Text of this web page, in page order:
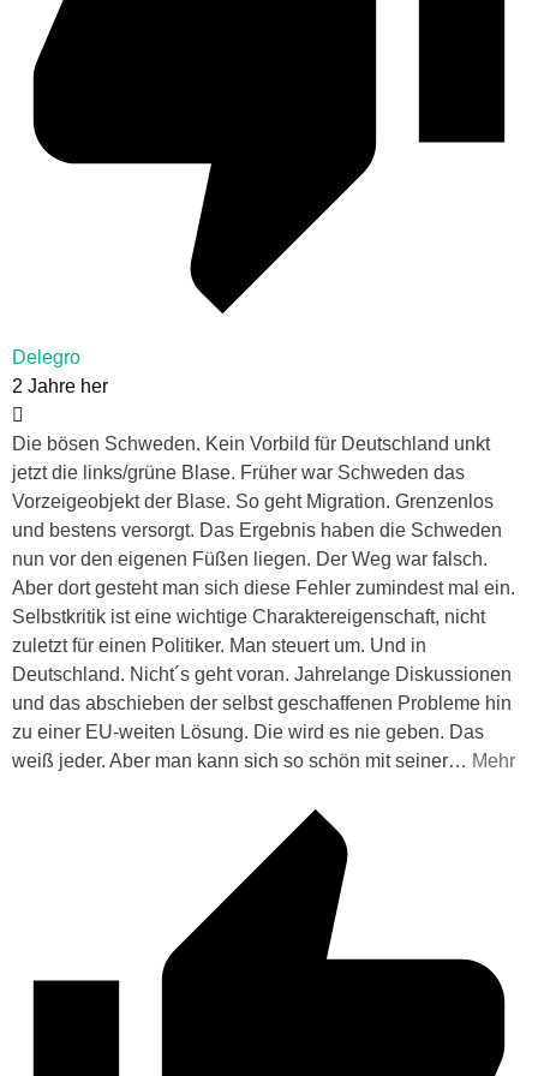
Delegro
2 Jahre her
Die bösen Schweden. Kein Vorbild für Deutschland unkt
jetzt die links/grüne Blase. Früher war Schweden das
Vorzeigeobjekt der Blase. So geht Migration. Grenzenlos
und bestens versorgt. Das Ergebnis haben die Schweden
nun vor den eigenen Füßen liegen. Der Weg war falsch.
Aber dort gesteht man sich diese Fehler zumindest mal ein.
Selbstkritik ist eine wichtige Charaktereigenschaft, nicht
zuletzt für einen Politiker. Man steuert um. Und in
Deutschland. Nicht´s geht voran. Jahrelange Diskussionen
und das abschieben der selbst geschaffenen Probleme hin
zu einer EU-weiten Lösung. Die wird es nie geben. Das
weiß jeder. Aber man kann sich so schön mit seiner… Mehr